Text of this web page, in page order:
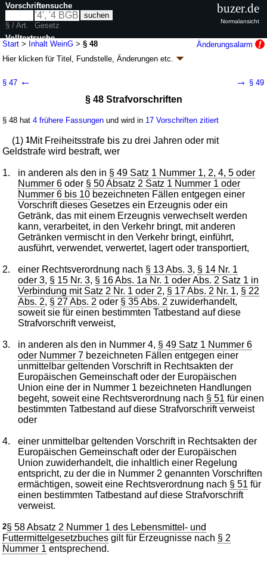
Start > Inhalt WeinG >§ 48
Änderungsalarm
Hier klicken fürTitel, Fundstelle, Änderungen etc.
G. v. 11.01.2026 BGBl. 2026 I Nr. 9
Bedarfsgegenstände
wird in 271 Vorschriften zitiert
§ 47 ← → § 49
§ 48 Strafvorschriften
§ 48 hat4 frühere Fassungen und wird in 17 Vorschriften zitiert
(1)1Mit Freiheitsstrafe bis zu drei Jahren oder mit
Geldstrafe wird bestraft, wer
1. in anderen als den in § 49 Satz 1 Nummer 1, 2, 4, 5 oder
Nummer 6 oder § 50 Absatz 2 Satz 1 Nummer 1 oder
Nummer 6 bis 10 bezeichneten Fällen entgegen einer
Vorschrift dieses Gesetzes ein Erzeugnis oder ein
Getränk, das mit einem Erzeugnis verwechselt werden
kann, verarbeitet, in den Verkehr bringt, mit anderen
Getränken vermischt in den Verkehr bringt, einführt,
ausführt, verwendet, verwertet, lagert oder transportiert,
2. einer Rechtsverordnung nach § 13 Abs. 3, § 14 Nr. 1
oder 3, § 15 Nr. 3, § 16 Abs. 1a Nr. 1 oder Abs. 2 Satz 1 in
Verbindung mit Satz 2 Nr. 1 oder 2, § 17 Abs. 2 Nr. 1, § 22
Abs. 2, § 27 Abs. 2 oder § 35 Abs. 2 zuwiderhandelt,
soweit sie für einen bestimmten Tatbestand auf diese
Strafvorschrift verweist,
3. in anderen als den in Nummer 4, § 49 Satz 1 Nummer 6
oder Nummer 7 bezeichneten Fällen entgegen einer
unmittelbar geltenden Vorschrift in Rechtsakten der
Europäischen Gemeinschaft oder der Europäischen
Union eine der in Nummer 1 bezeichneten Handlungen
begeht, soweit eine Rechtsverordnung nach § 51 für einen
bestimmten Tatbestand auf diese Strafvorschrift verweist
oder
4.
einer unmittelbar geltenden Vorschrift in Rechtsakten der
Europäischen Gemeinschaft oder der Europäischen
Union zuwiderhandelt, die inhaltlich einer Regelung
entspricht, zu der die in Nummer 2 genannten Vorschriften
ermächtigen, soweit eine Rechtsverordnung nach § 51 für
einen bestimmten Tatbestand auf diese Strafvorschrift
verweist.
2§ 58 Absatz 2 Nummer 1 des Lebensmittel- und
Futtermittelgesetzbuches gilt für Erzeugnisse nach § 2
Nummer 1 entsprechend.
Vorschriftensuche
§ / Art.
Gesetz
Volltextsuche
nur in WeinG
buzer.de
Normalansicht